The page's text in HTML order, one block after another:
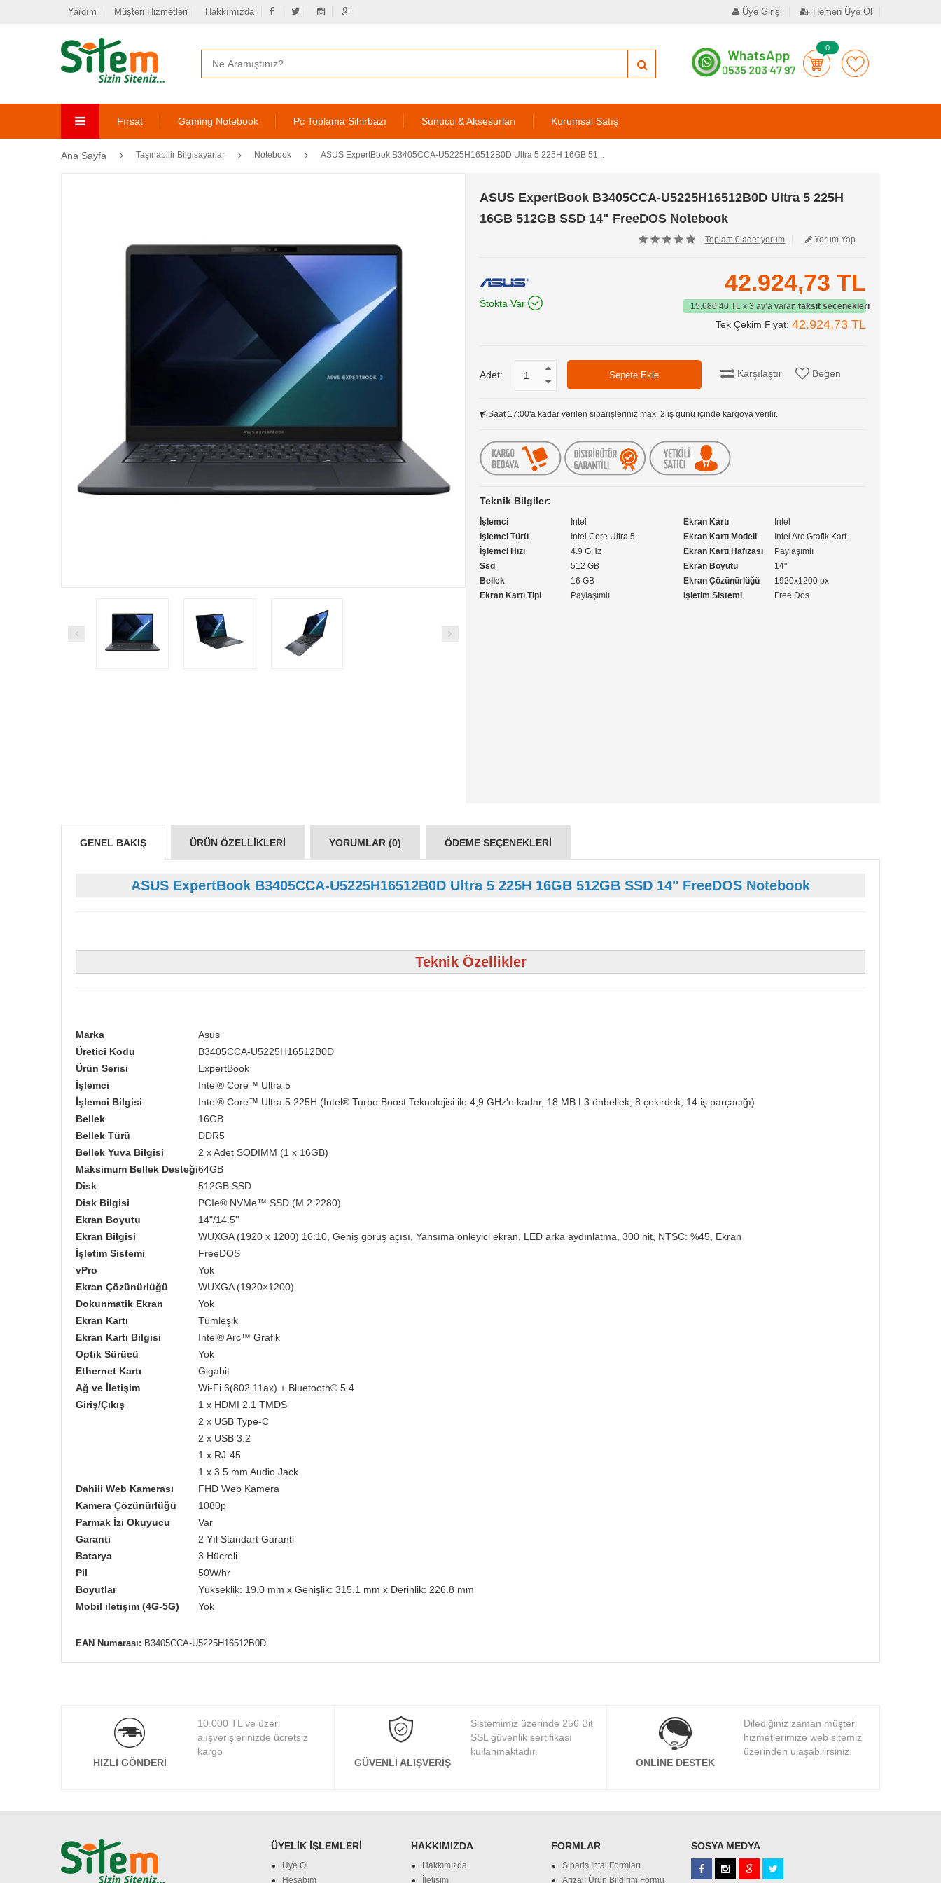
Yardım Müşteri Hizmetleri Hakkımızda Üye Girişi Hemen Üye Ol
0
Fırsat Gaming Notebook Pc Toplama Sihirbazı Sunucu & Aksesurları Kurumsal Satış
Ana Sayfa Taşınabilir Bilgisayarlar Notebook ASUS ExpertBook B3405CCA-U5225H16512B0D Ultra 5 225H 16GB 51...
ASUS ExpertBook B3405CCA-U5225H16512B0D Ultra 5 225H
16GB 512GB SSD 14" FreeDOS Notebook
Toplam 0 adet yorum Yorum Yap
Stokta Var
42.924,73 TL
15.680,40 TL x 3 ay’a varan taksit seçenekleri
Tek Çekim Fiyat: 42.924,73 TL
Adet: Karşılaştır Beğen
Saat 17:00'a kadar verilen siparişleriniz max. 2 iş günü içinde kargoya verilir.
Teknik Bilgiler:
İşlemci
Intel
İşlemci Türü
Intel Core Ultra 5
İşlemci Hızı
4.9 GHz
Ssd
512 GB
Bellek
16 GB
Ekran Kartı Tipi
Paylaşımlı
Ekran Kartı
Intel
Ekran Kartı Modeli
Intel Arc Grafik Kart
Ekran Kartı Hafızası
Paylaşımlı
Ekran Boyutu
14"
Ekran Çözünürlüğü
1920x1200 px
İşletim Sistemi
Free Dos
GENEL BAKIŞ ÜRÜN ÖZELLIKLERI YORUMLAR (0) ÖDEME SEÇENEKLERI
ASUS ExpertBook B3405CCA-U5225H16512B0D Ultra 5 225H 16GB 512GB SSD 14" FreeDOS Notebook
Teknik Özellikler
Marka
Asus
Üretici Kodu
B3405CCA-U5225H16512B0D
Ürün Serisi
ExpertBook
İşlemci
Intel® Core™ Ultra 5
İşlemci Bilgisi
Intel® Core™ Ultra 5 225H (Intel® Turbo Boost Teknolojisi ile 4,9 GHz'e kadar, 18 MB L3 önbellek, 8 çekirdek, 14 iş parçacığı)
Bellek
16GB
Bellek Türü
DDR5
Bellek Yuva Bilgisi
2 x Adet SODIMM (1 x 16GB)
Maksimum Bellek Desteği64GB
Disk
512GB SSD
Disk Bilgisi
PCIe® NVMe™ SSD (M.2 2280)
Ekran Boyutu
14"/14.5''
Ekran Bilgisi
WUXGA (1920 x 1200) 16:10, Geniş görüş açısı, Yansıma önleyici ekran, LED arka aydınlatma, 300 nit, NTSC: %45, Ekran
İşletim Sistemi
FreeDOS
vPro
Yok
Ekran Çözünürlüğü
WUXGA (1920×1200)
Dokunmatik Ekran
Yok
Ekran Kartı
Tümleşik
Ekran Kartı Bilgisi
Intel® Arc™ Grafik
Optik Sürücü
Yok
Ethernet Kartı
Gigabit
Ağ ve İletişim
Wi-Fi 6(802.11ax) + Bluetooth® 5.4
Giriş/Çıkış
1 x HDMI 2.1 TMDS
2 x USB Type-C
2 x USB 3.2
1 x RJ-45
1 x 3.5 mm Audio Jack
Dahili Web Kamerası
FHD Web Kamera
Kamera Çözünürlüğü
1080p
Parmak İzi Okuyucu
Var
Garanti
2 Yıl Standart Garanti
Batarya
3 Hücreli
Pil
50W/hr
Boyutlar
Yükseklik: 19.0 mm x Genişlik: 315.1 mm x Derinlik: 226.8 mm
Mobil iletişim (4G-5G)
Yok
EAN Numarası: B3405CCA-U5225H16512B0D
HIZLI GÖNDERI
10.000 TL ve üzeri
alışverişlerinizde ücretsiz
kargo
GÜVENLI ALIŞVERIŞ
Sistemimiz üzerinde 256 Bit
SSL güvenlik sertifikası
kullanmaktadır.
ONLINE DESTEK
Dilediğiniz zaman müşteri
hizmetlerimize web sitemiz
üzerinden ulaşabilirsiniz.
ÜYELIK İŞLEMLERI
Üye Ol
Hesabım
HAKKIMIZDA
Hakkımızda
İletişim
FORMLAR
Sipariş İptal Formları
Arızalı Ürün Bildirim Formu
SOSYA MEDYA